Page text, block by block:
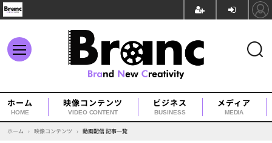
ホーム
HOME
映像コンテンツ
VIDEO CONTENT
ビジネス
BUSINESS
メディア
MEDIA
ホーム › 映像コンテンツ › 動画配信 記事一覧